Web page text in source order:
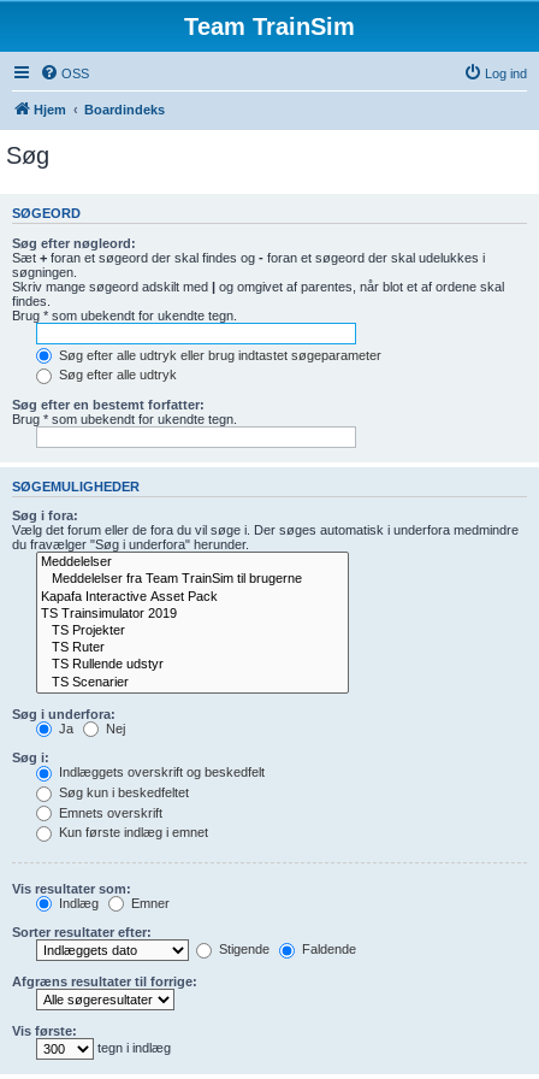
Team TrainSim
OSS Log ind
Hjem Boardindeks
Søg
SØGEORD
Søg efter nøgleord:
Sæt + foran et søgeord der skal findes og - foran et søgeord der skal udelukkes i
søgningen.
Skriv mange søgeord adskilt med | og omgivet af parentes, når blot et af ordene skal
findes.
Brug * som ubekendt for ukendte tegn.
Søg efter alle udtryk eller brug indtastet søgeparameter
Søg efter alle udtryk
Søg efter en bestemt forfatter:
Brug * som ubekendt for ukendte tegn.
SØGEMULIGHEDER
Søg i fora:
Vælg det forum eller de fora du vil søge i. Der søges automatisk i underfora medmindre
du fravælger "Søg i underfora" herunder.
Søg i underfora:
Ja
Nej
Søg i:
Indlæggets overskrift og beskedfelt
Søg kun i beskedfeltet
Emnets overskrift
Kun første indlæg i emnet
Vis resultater som:
Indlæg
Emner
Sorter resultater efter:
Stigende
Faldende
Afgræns resultater til forrige:
Vis første:
tegn i indlæg